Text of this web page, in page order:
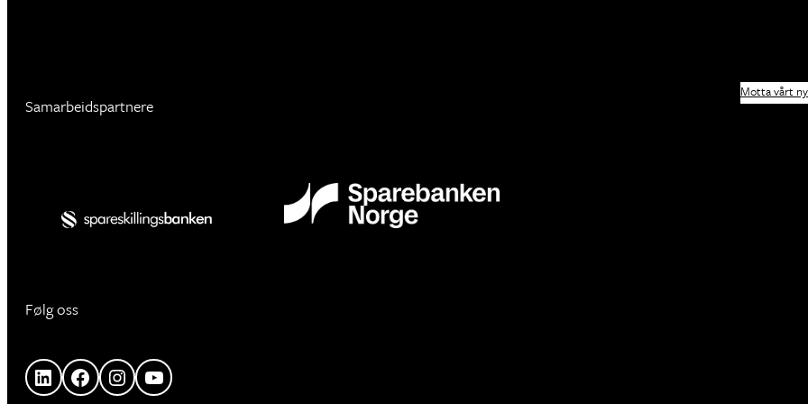
Samarbeidspartnere
Følg oss
LinkedIn Facebook Instagram YouTube
Motta vårt